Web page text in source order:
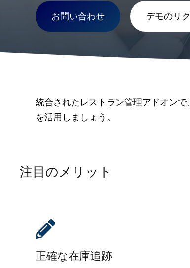
お問い合わせ デモのリ
統合されたレストラン管理アドオン
を活用しましょう。
注目のメリット
正確な在庫追跡